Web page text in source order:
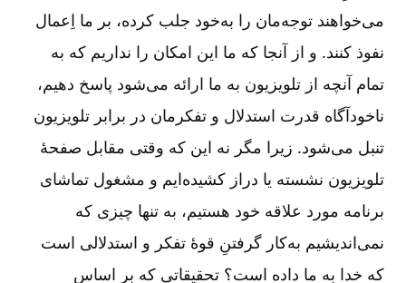
می‌خواهند توجه‌مان را به‌خود جلب کرده، بر ما اِعمال
نفوذ کنند. و از آنجا که ما این امکان را نداریم که به
تمام آنچه از تلویزیون به ما ارائه می‌شود پاسخ دهیم،
ناخودآگاه قدرت استدلال و تفکرمان در برابر تلویزیون
تنبل می‌شود. زیرا مگر نه این که وقتی مقابل صفحۀ
تلویزیون نشسته یا دراز کشیده‌ایم و مشغول تماشای
برنامه مورد علاقه خود هستیم، به تنها چیزی که
نمی‌اندیشیم به‌کار گرفتنِ قوۀ تفکر و استدلالی است
که خدا به ما داده است؟ تحقیقاتی که بر اساس